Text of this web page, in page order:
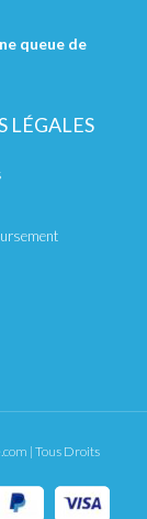
queue de
LÉGALES
| Tous Droits